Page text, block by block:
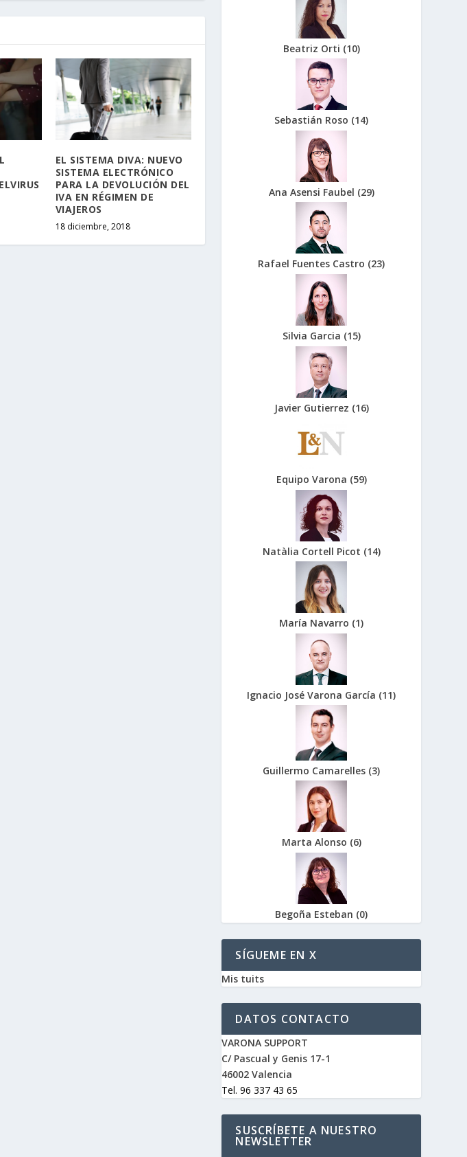
EL SISTEMA DIVA: NUEVO
SISTEMA ELECTRÓNICO
PARA LA DEVOLUCIÓN DEL
IVA EN RÉGIMEN DE
VIAJEROS
18 diciembre, 2018
Beatriz Orti (10)
Sebastián Roso (14)
Ana Asensi Faubel (29)
Rafael Fuentes Castro (23)
Silvia Garcia (15)
Javier Gutierrez (16)
Equipo Varona (59)
Natàlia Cortell Picot (14)
María Navarro (1)
Ignacio José Varona García (11)
Guillermo Camarelles (3)
Marta Alonso (6)
Begoña Esteban (0)
SÍGUEME EN X
Mis tuits
DATOS CONTACTO
VARONA SUPPORT
C/ Pascual y Genis 17-1
46002 Valencia
Tel. 96 337 43 65
SUSCRÍBETE A NUESTRO
NEWSLETTER